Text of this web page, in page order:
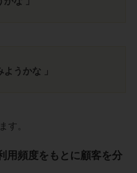
うかな 」
す。
用頻度をもとに顧客を分